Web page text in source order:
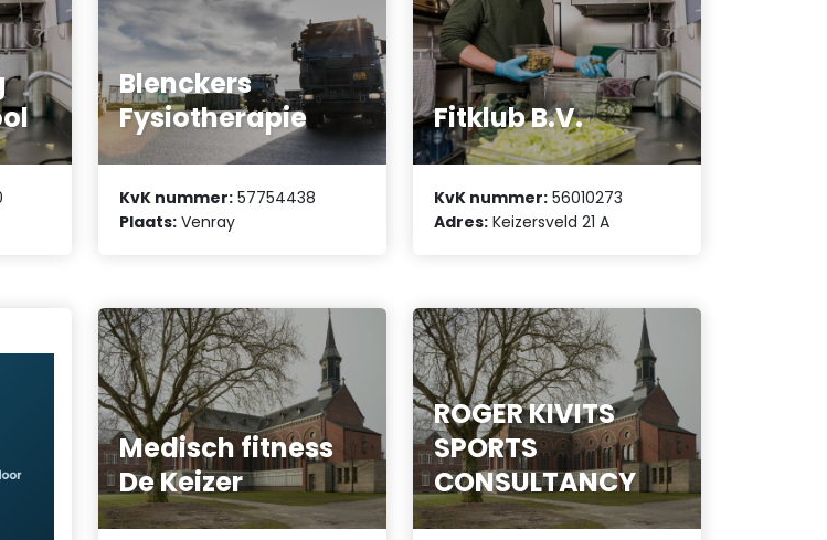
Blenckers
Fysiotherapie
KvK nummer: 57754438
Plaats: Venray
Fitklub B.V.
KvK nummer: 56010273
Adres: Keizersveld 21 A
Medisch fitness
De Keizer
ROGER KIVITS
SPORTS
CONSULTANCY